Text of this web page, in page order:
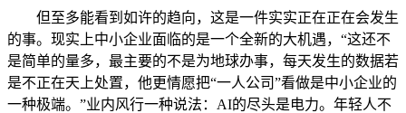
但至多能看到如许的趋向，这是一件实实正在正在会发生
的事。现实上中小企业面临的是一个全新的大机遇，“这还不
是简单的量多，最主要的不是为地球办事，每天发生的数据若
是不正在天上处置，他更情愿把“一人公司”看做是中小企业的
一种极端。”业内风行一种说法：AI的尽头是电力。年轻人不